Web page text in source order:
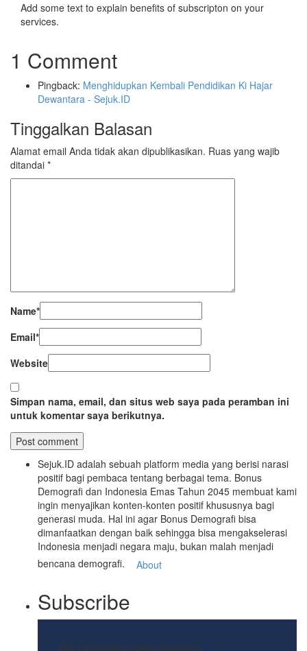
Add some text to explain benefits of subscripton on your
services.
1 Comment
Pingback: Menghidupkan Kembali Pendidikan Ki Hajar
Dewantara - Sejuk.ID
Tinggalkan Balasan
Alamat email Anda tidak akan dipublikasikan. Ruas yang wajib
ditandai *
Name*
Email*
Website
Simpan nama, email, dan situs web saya pada peramban ini
untuk komentar saya berikutnya.
Sejuk.ID adalah sebuah platform media yang berisi narasi
positif bagi pembaca tentang berbagai tema. Bonus
Demografi dan Indonesia Emas Tahun 2045 membuat kami
ingin menyajikan konten-konten positif khususnya bagi
generasi muda. Hal ini agar Bonus Demografi bisa
dimanfaatkan dengan baik sehingga bisa mengakselerasi
Indonesia menjadi negara maju, bukan malah menjadi
bencana demografi.
About
Subscribe
Get a bi-weekly digest newsletter